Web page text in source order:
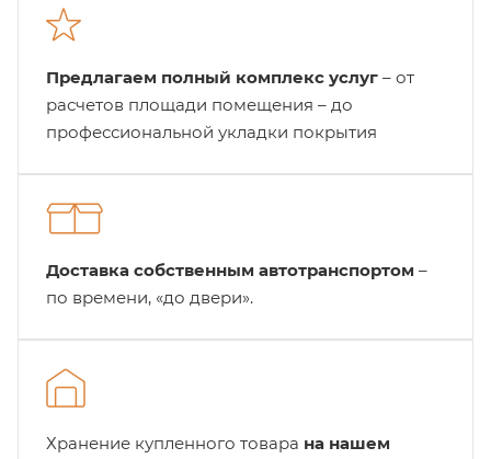
Предлагаем полный комплекс услуг – от
расчетов площади помещения – до
профессиональной укладки покрытия
Доставка собственным автотранспортом –
по времени, «до двери».
Хранение купленного товара на нашем